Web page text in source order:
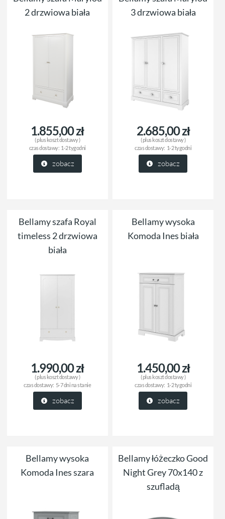
2 drzwiowa biała
1.855,00 zł
( pluskoszt dostawy)
czas dostawy: 1-2 tygodni
zobacz
3 drzwiowa biała
2.685,00 zł
( pluskoszt dostawy)
czas dostawy: 1-2 tygodni
zobacz
Bellamy szafa Royal
timeless 2 drzwiowa
biała
1.990,00 zł
( plus koszt dostawy)
czas dostawy: 5-7 dni na stanie
zobacz
Bellamy wysoka
Komoda Ines biała
1.450,00 zł
( plus koszt dostawy)
czas dostawy: 1-2 tygodni
zobacz
Bellamy wysoka
Komoda Ines szara
Bellamy łóżeczko Good
Night Grey 70x140 z
szufladą